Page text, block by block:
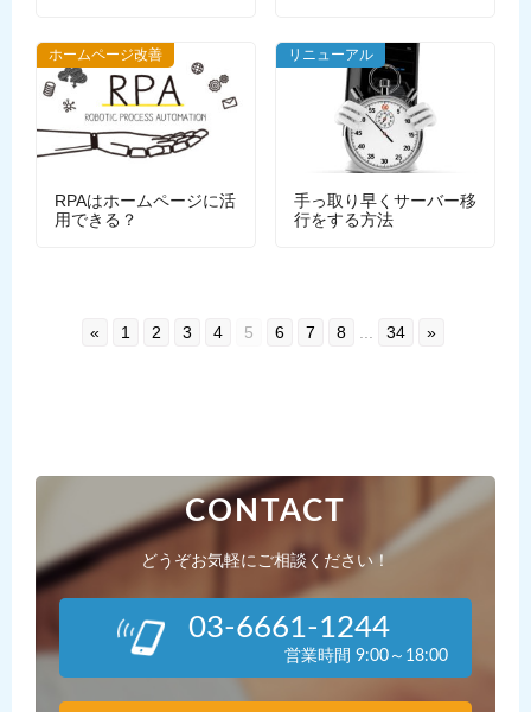
ホームページ改善
RPAはホームページに活
用できる？
リニューアル
手っ取り早くサーバー移
行をする方法
« 1 2 3 4 5 6 7 8 ... 34 »
CONTACT
どうぞお気軽にご相談ください！
03-6661-1244
営業時間 9:00～18:00